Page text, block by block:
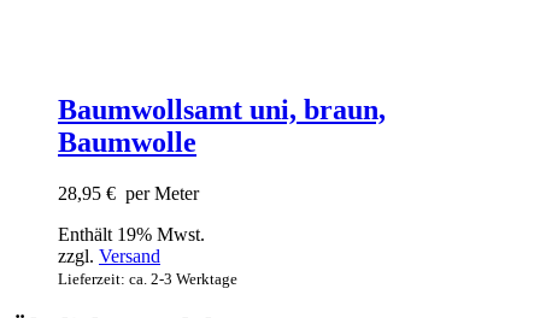
Baumwollsamt uni, braun,
Baumwolle
28,95 € per Meter
Enthält 19% Mwst.
zzgl. Versand
Lieferzeit: ca. 2-3 Werktage